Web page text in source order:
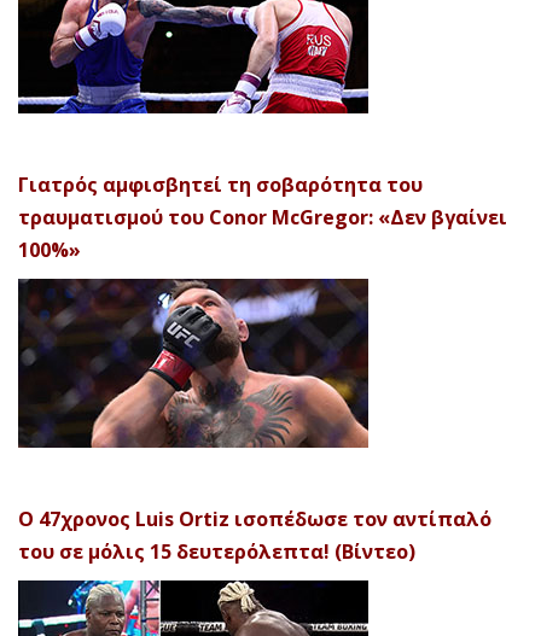
Γιατρός αμφισβητεί τη σοβαρότητα του
τραυματισμού του Conor McGregor: «Δεν βγαίνει
100%»
Ο 47χρονος Luis Ortiz ισοπέδωσε τον αντίπαλό
του σε μόλις 15 δευτερόλεπτα! (Βίντεο)